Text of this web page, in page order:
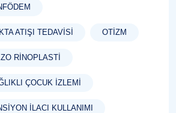
ATIŞI TEDAVISI OTIZM
RINOPLASTI
ÇOCUK İZLEMI
ILACI KULLANIMI